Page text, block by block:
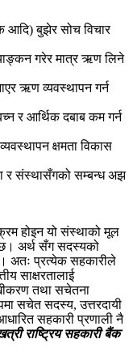
बुझेर सोच विचार
गरेर मात्र ऋण लिने
ऋण व्यवस्थापन गर्न
र आर्थिक दबाब कम गर्न
क्षमता विकास
र संस्थासँगको सम्बन्ध अझ
होइन यो संस्थाको मूल
अर्थ सँग सदस्यको
अतः प्रत्येक सहकारीले
साक्षरतालाई
तथा सचेतना
सचेत सदस्य, उत्तरदायी
सहकारी प्रणाली नै
राष्ट्रिय सहकारी बैंक